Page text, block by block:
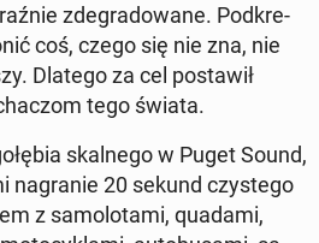
zde­gra­do­wa­ne. Pod­kre­
coś, czego się nie zna, nie
Dlatego za cel po­sta­wił
tego świata.
skal­ne­go w Puget Sound,
na­gra­nie 20 sekund czy­ste­go
z sa­mo­lo­ta­mi, quadami,